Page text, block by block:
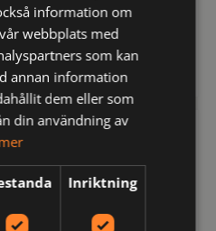
hängslebyxa 1584
FLAM, klass 2
2,863 kr inkl moms
information om
webbplats med
som kan
annan information
dem eller som
din användning av
Inriktning